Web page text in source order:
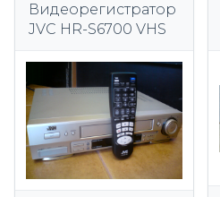
Видеорегистратор
JVC HR-S6700 VHS